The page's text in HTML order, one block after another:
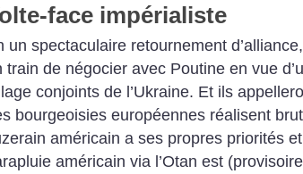
face impérialiste
un spectaculaire retournement
train de négocier avec Poutine en vue
conjoints de l’Ukraine. Et ils
bourgeoisies européennes réalisent
américain a ses propres priorités
américain via l’Otan est